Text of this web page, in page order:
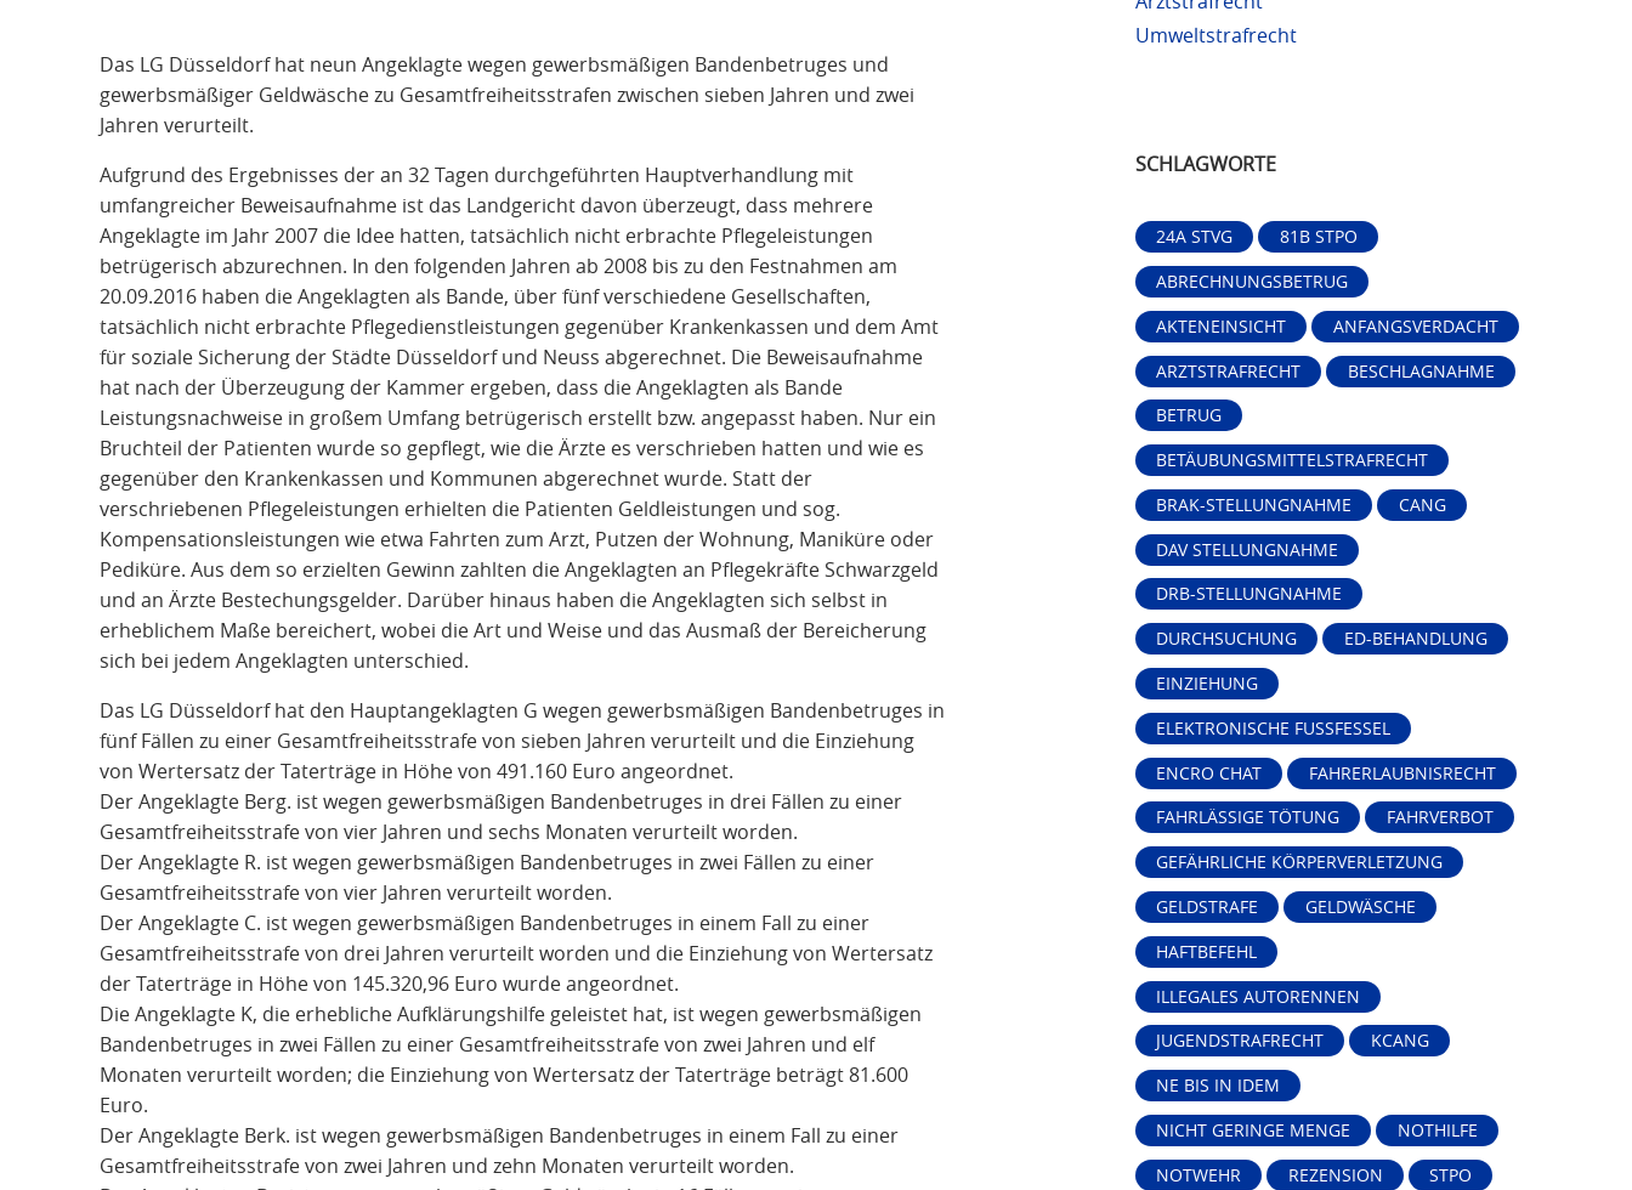
Das LG Düsseldorf hat neun Angeklagte wegen gewerbsmäßigen Bandenbetruges und
gewerbsmäßiger Geldwäsche zu Gesamtfreiheitsstrafen zwischen sieben Jahren und zwei
Jahren verurteilt.
Aufgrund des Ergebnisses der an 32 Tagen durchgeführten Hauptverhandlung mit
umfangreicher Beweisaufnahme ist das Landgericht davon überzeugt, dass mehrere
Angeklagte im Jahr 2007 die Idee hatten, tatsächlich nicht erbrachte Pflegeleistungen
betrügerisch abzurechnen. In den folgenden Jahren ab 2008 bis zu den Festnahmen am
20.09.2016 haben die Angeklagten als Bande, über fünf verschiedene Gesellschaften,
tatsächlich nicht erbrachte Pflegedienstleistungen gegenüber Krankenkassen und dem Amt
für soziale Sicherung der Städte Düsseldorf und Neuss abgerechnet. Die Beweisaufnahme
hat nach der Überzeugung der Kammer ergeben, dass die Angeklagten als Bande
Leistungsnachweise in großem Umfang betrügerisch erstellt bzw. angepasst haben. Nur ein
Bruchteil der Patienten wurde so gepflegt, wie die Ärzte es verschrieben hatten und wie es
gegenüber den Krankenkassen und Kommunen abgerechnet wurde. Statt der
verschriebenen Pflegeleistungen erhielten die Patienten Geldleistungen und sog.
Kompensationsleistungen wie etwa Fahrten zum Arzt, Putzen der Wohnung, Maniküre oder
Pediküre. Aus dem so erzielten Gewinn zahlten die Angeklagten an Pflegekräfte Schwarzgeld
und an Ärzte Bestechungsgelder. Darüber hinaus haben die Angeklagten sich selbst in
erheblichem Maße bereichert, wobei die Art und Weise und das Ausmaß der Bereicherung
sich bei jedem Angeklagten unterschied.
Das LG Düsseldorf hat den Hauptangeklagten G wegen gewerbsmäßigen Bandenbetruges in
fünf Fällen zu einer Gesamtfreiheitsstrafe von sieben Jahren verurteilt und die Einziehung
von Wertersatz der Taterträge in Höhe von 491.160 Euro angeordnet.
Der Angeklagte Berg. ist wegen gewerbsmäßigen Bandenbetruges in drei Fällen zu einer
Gesamtfreiheitsstrafe von vier Jahren und sechs Monaten verurteilt worden.
Der Angeklagte R. ist wegen gewerbsmäßigen Bandenbetruges in zwei Fällen zu einer
Gesamtfreiheitsstrafe von vier Jahren verurteilt worden.
Der Angeklagte C. ist wegen gewerbsmäßigen Bandenbetruges in einem Fall zu einer
Gesamtfreiheitsstrafe von drei Jahren verurteilt worden und die Einziehung von Wertersatz
der Taterträge in Höhe von 145.320,96 Euro wurde angeordnet.
Die Angeklagte K, die erhebliche Aufklärungshilfe geleistet hat, ist wegen gewerbsmäßigen
Bandenbetruges in zwei Fällen zu einer Gesamtfreiheitsstrafe von zwei Jahren und elf
Monaten verurteilt worden; die Einziehung von Wertersatz der Taterträge beträgt 81.600
Euro.
Der Angeklagte Berk. ist wegen gewerbsmäßigen Bandenbetruges in einem Fall zu einer
Gesamtfreiheitsstrafe von zwei Jahren und zehn Monaten verurteilt worden.
Umweltstrafrecht
SCHLAGWORTE
24A STVG
81B STPO
ABRECHNUNGSBETRUG
AKTENEINSICHT
ANFANGSVERDACHT
ARZTSTRAFRECHT
BESCHLAGNAHME
BETRUG
BETÄUBUNGSMITTELSTRAFRECHT
BRAK-STELLUNGNAHME
CANG
DAV STELLUNGNAHME
DRB-STELLUNGNAHME
DURCHSUCHUNG
ED-BEHANDLUNG
EINZIEHUNG
ELEKTRONISCHE FUSSFESSEL
ENCRO CHAT
FAHRERLAUBNISRECHT
FAHRLÄSSIGE TÖTUNG
FAHRVERBOT
GEFÄHRLICHE KÖRPERVERLETZUNG
GELDSTRAFE
GELDWÄSCHE
HAFTBEFEHL
ILLEGALES AUTORENNEN
JUGENDSTRAFRECHT
KCANG
NE BIS IN IDEM
NICHT GERINGE MENGE
NOTHILFE
NOTWEHR
REZENSION
STPO